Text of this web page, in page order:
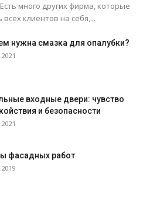
много других фирма, которые
клиентов на себя,...
нужна смазка для опалубки?
входные двери: чувство
и безопасности
фасадных работ